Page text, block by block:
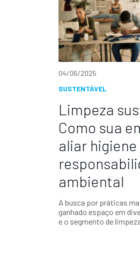
04/06/2025
SUSTENTÁVEL
Limpeza
Como sua
aliar higiene
ambiental
A busca por práticas
ganhado espaço em
e o segmento de